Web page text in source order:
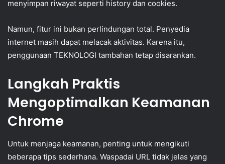
menyimpan riwayat seperti history dan cookies.
Namun, fitur ini bukan perlindungan total. Penyedia
internet masih dapat melacak aktivitas. Karena itu,
penggunaan TEKNOLOGI tambahan tetap disarankan.
Langkah Praktis
Mengoptimalkan Keamanan
Chrome
Untuk menjaga keamanan, penting untuk mengikuti
beberapa tips sederhana. Waspadai URL tidak jelas yang